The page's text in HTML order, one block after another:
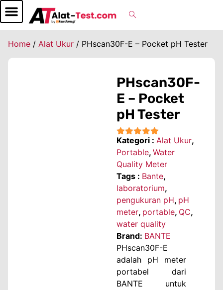
Home / Alat Ukur / PHscan30F-E – Pocket pH Tester
PHscan30F-
E – Pocket
pH Tester
★★★★★
Kategori : Alat Ukur,
Portable,Water
Quality Meter
Tags : Bante,
laboratorium,
pengukuran pH, pH
meter, portable, QC,
water quality
Brand: BANTE
PHscan30F-E
adalah pH meter
portabel dari
BANTE untuk